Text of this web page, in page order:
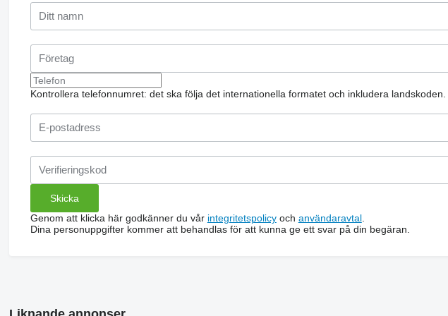
Kontrollera telefonnumret: det ska följa det internationella formatet och inkludera landskoden.
Genom att klicka här godkänner du vår integritetspolicyoch användaravtal.
Dina personuppgifter kommer att behandlas för att kunna ge ett svar på din begäran.